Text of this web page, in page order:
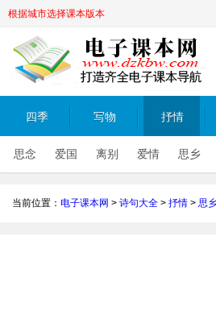
根据城市选择课本版本
四季 写物 抒情
思念 爱国 离别 爱情 思乡
当前位置： 电子课本网 > 诗句大全 > 抒情 > 思